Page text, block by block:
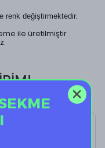
renk değiştirmektedir.
ile üretilmiştir